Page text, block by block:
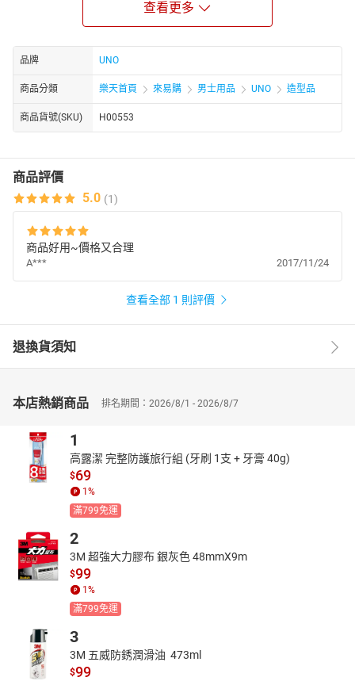
商品有效期限為五年
查看更多
品牌 UNO
商品分類 樂天首頁 來易購 男士用品 UNO 造型品
商品貨號(SKU) H00553
商品評價
5.0 (1)
商品好用~價格又合理
A*** 2017/11/24
查看全部 1 則評價
退換貨須知
本店熱銷商品 排名期間：2026/8/1 - 2026/8/7
1
高露潔 完整防護旅行組 (牙刷 1支 + 牙膏 40g)
$69
1 %
滿799免運
2
3M 超強大力膠布 銀灰色 48mmX9m
$99
1 %
滿799免運
3
3M 五威防銹潤滑油  473ml
$99